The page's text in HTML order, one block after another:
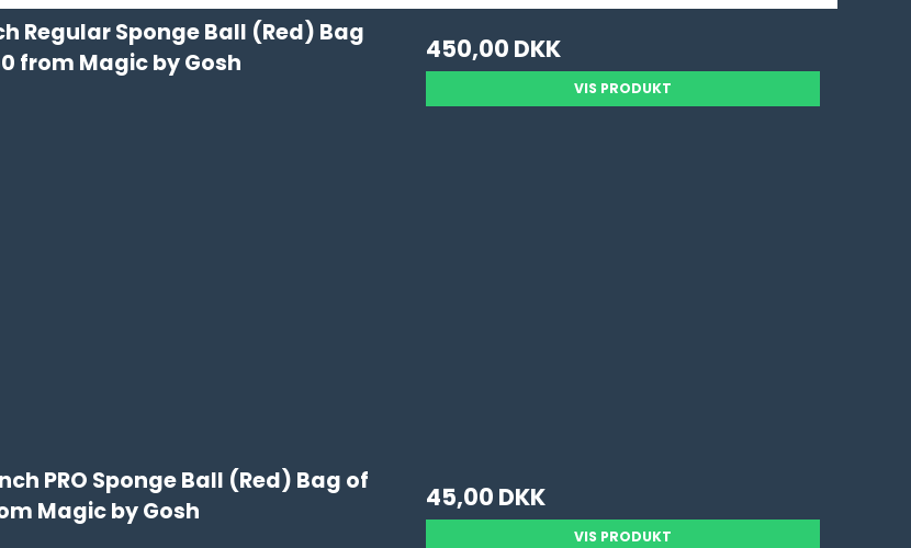
Regular Sponge Ball (Red) Bag
from Magic by Gosh
450,00 DKK
VIS PRODUKT
PRO Sponge Ball (Red) Bag of
Magic by Gosh
45,00 DKK
VIS PRODUKT